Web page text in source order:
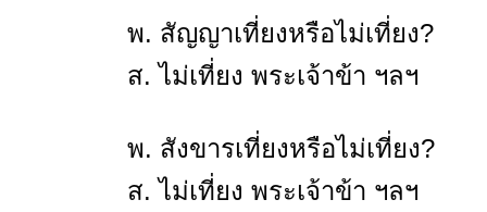
พ. สัญญาเที่ยงหรือไม่เที่ยง?
ส. ไม่เที่ยง พระเจ้าข้า ฯลฯ
พ. สังขารเที่ยงหรือไม่เที่ยง?
ส. ไม่เที่ยง พระเจ้าข้า ฯลฯ